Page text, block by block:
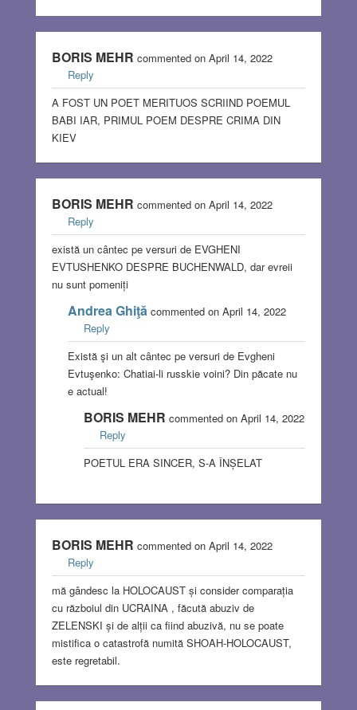
BORIS MEHR commented on April 14, 2022
Reply
A FOST UN POET MERITUOS SCRIIND POEMUL
BABI IAR, PRIMUL POEM DESPRE CRIMA DIN
KIEV
BORIS MEHR commented on April 14, 2022
Reply
există un cântec pe versuri de EVGHENI
EVTUSHENKO DESPRE BUCHENWALD, dar evreii
nu sunt pomeniți
Andrea Ghiţăcommented on April 14, 2022
Reply
Există şi un alt cântec pe versuri de Evgheni
Evtuşenko: Chatiai-li russkie voini? Din păcate nu
e actual!
BORIS MEHR commented on April 14, 2022
Reply
POETUL ERA SINCER, S-A ÎNȘELAT
BORIS MEHR commented on April 14, 2022
Reply
mă gândesc la HOLOCAUST și consider comparația
cu războiul din UCRAINA , făcută abuziv de
ZELENSKI și de alții ca fiind abuzivă, nu se poate
mistifica o catastrofă numită SHOAH-HOLOCAUST,
este regretabil.